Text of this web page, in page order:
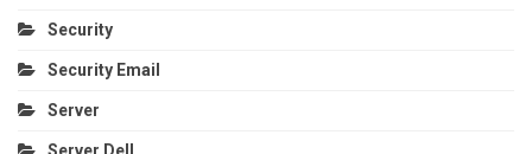
Security
Security Email
Server
Server Dell